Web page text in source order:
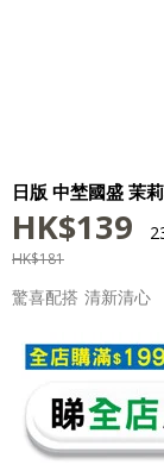
日版 中埜國盛 茉
HK$139
HK$181
驚喜配搭 清新清心